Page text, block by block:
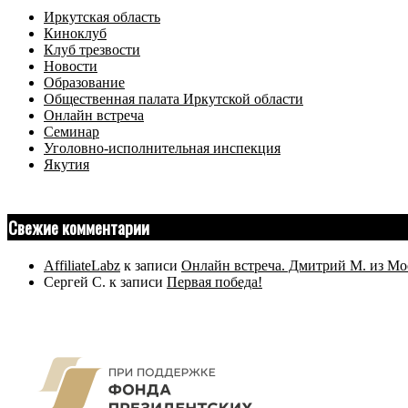
Иркутская область
Киноклуб
Клуб трезвости
Новости
Образование
Общественная палата Иркутской области
Онлайн встреча
Семинар
Уголовно-исполнительная инспекция
Якутия
Свежие комментарии
AffiliateLabz к записи Онлайн встреча. Дмитрий М. из
Сергей С. к записи Первая победа!